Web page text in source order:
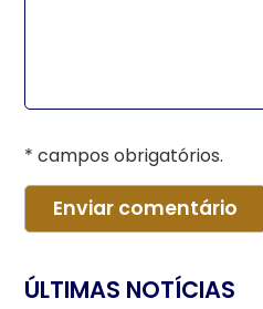
* campos obrigatórios.
ÚLTIMAS NOTÍCIAS